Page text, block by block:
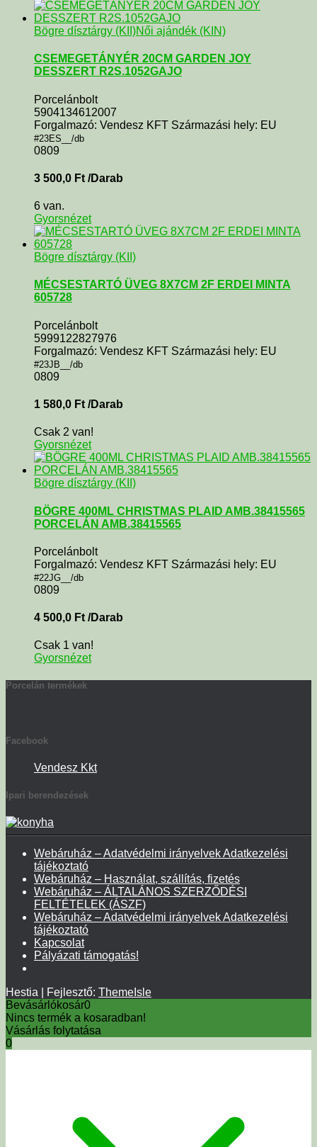
Bögre dísztárgy (KII)Női ajándék (KIN)
CSEMEGETÁNYÉR 20CM GARDEN JOY
DESSZERT R2S.1052GAJO
Porcelánbolt
5904134612007
Forgalmazó: Vendesz KFT Származási hely: EU
#23ES__/db
0809
3 500,0 Ft /Darab
6 van.
Gyorsnézet
Bögre dísztárgy (KII)
MÉCSESTARTÓ ÜVEG 8X7CM 2F ERDEI MINTA
605728
Porcelánbolt
5999122827976
Forgalmazó: Vendesz KFT Származási hely: EU
#23JB__/db
0809
1 580,0 Ft /Darab
Csak 2 van!
Gyorsnézet
Bögre dísztárgy (KII)
BÖGRE 400ML CHRISTMAS PLAID AMB.38415565
PORCELÁN AMB.38415565
Porcelánbolt
Forgalmazó: Vendesz KFT Származási hely: EU
#22JG__/db
0809
4 500,0 Ft /Darab
Csak 1 van!
Gyorsnézet
Porcelán termékek
Facebook
Vendesz Kkt
Ipari berendezések
Webáruház – Adatvédelmi irányelvek Adatkezelési
tájékoztató
Webáruház – Használat, szállítás, fizetés
Webáruház – ÁLTALÁNOS SZERZŐDÉSI
FELTÉTELEK (ÁSZF)
Webáruház – Adatvédelmi irányelvek Adatkezelési
tájékoztató
Kapcsolat
Pályázati támogatás!
Hestia | Fejlesztő: ThemeIsle
Bevásárlókosár0
Nincs termék a kosaradban!
Vásárlás folytatása
0